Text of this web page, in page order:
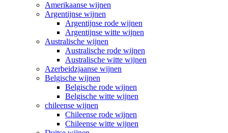
Amerikaanse wijnen
Argentijnse wijnen
Argentijnse rode wijnen
Argentijnse witte wijnen
Australische wijnen
Australische rode wijnen
Australische witte wijnen
Azerbeidzjaanse wijnen
Belgische wijnen
Belgische rode wijnen
Belgische witte wijnen
chileense wijnen
Chileense rode wijnen
Chileense witte wijnen